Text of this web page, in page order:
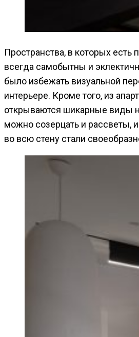
Пространства, в которых есть
всегда самобытны и
было избежать визуальной
интерьере. Кроме того, из
открываются шикарные виды
можно созерцать и рассветы, и
во всю стену стали